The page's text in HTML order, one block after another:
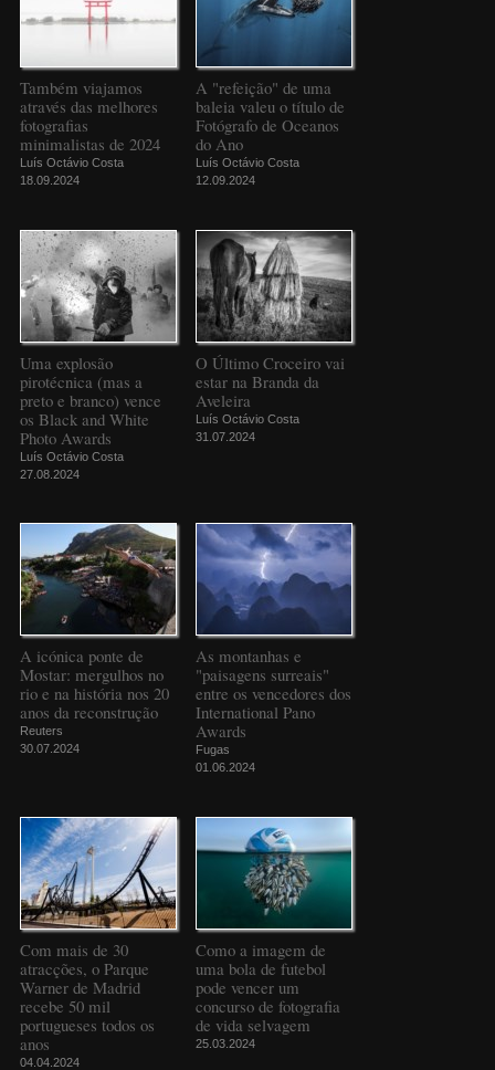
Também viajamos
através das melhores
fotografias
minimalistas de 2024
Luís Octávio Costa
18.09.2024
A "refeição" de uma
baleia valeu o título de
Fotógrafo de Oceanos
do Ano
Luís Octávio Costa
12.09.2024
Uma explosão
pirotécnica (mas a
preto e branco) vence
os Black and White
Photo Awards
Luís Octávio Costa
27.08.2024
O Último Croceiro vai
estar na Branda da
Aveleira
Luís Octávio Costa
31.07.2024
A icónica ponte de
Mostar: mergulhos no
rio e na história nos 20
anos da reconstrução
Reuters
30.07.2024
As montanhas e
"paisagens surreais"
entre os vencedores dos
International Pano
Awards
Fugas
01.06.2024
Com mais de 30
atracções, o Parque
Warner de Madrid
recebe 50 mil
portugueses todos os
anos
04.04.2024
Como a imagem de
uma bola de futebol
pode vencer um
concurso de fotografia
de vida selvagem
25.03.2024